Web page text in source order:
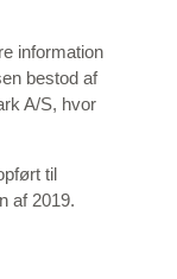
information
bestod af
A/S, hvor
til
af 2019.